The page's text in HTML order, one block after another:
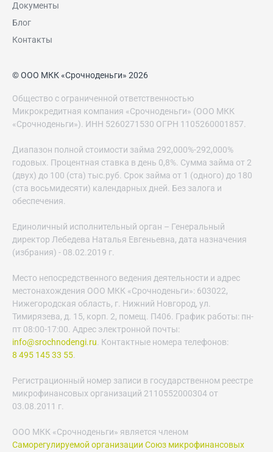
Документы
Блог
Контакты
© ООО МКК «Срочноденьги» 2026
Общество с ограниченной ответственностью
Микрокредитная компания «Срочноденьги» (ООО МКК
«Срочноденьги»). ИНН 5260271530 ОГРН 1105260001857.
Диапазон полной стоимости займа 292,000%-292,000%
годовых. Процентная ставка в день 0,8%. Сумма займа от 2
(двух) до 100 (ста) тыс.руб. Срок займа от 1 (одного) до 180
(ста восьмидесяти) календарных дней. Без залога и
обеспечения.
Единоличный исполнительный орган – Генеральный
директор Лебедева Наталья Евгеньевна, дата назначения
(избрания) - 08.02.2019 г.
Место непосредственного ведения деятельности и адрес
местонахождения ООО МКК «Срочноденьги»: 603022,
Нижегородская область, г. Нижний Новгород, ул.
Тимирязева, д. 15, корп. 2, помещ. П406. График работы: пн-
пт 08:00-17:00. Адрес электронной почты:
info@srochnodengi.ru . Контактные номера телефонов:
8 495 145 33 55
Регистрационный номер записи в государственном реестре
микрофинансовых организаций 2110552000304 от
03.08.2011 г.
ООО МКК «Срочноденьги» является членом
Саморегулируемой организации Союз микрофинансовых